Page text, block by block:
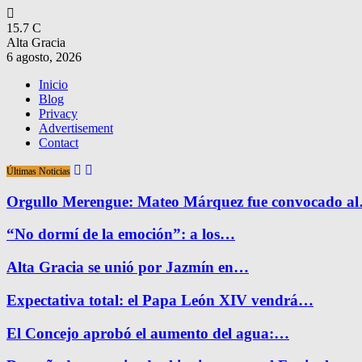
15.7 C
Alta Gracia
6 agosto, 2026
Inicio
Blog
Privacy
Advertisement
Contact
Últimas Noticias
Orgullo Merengue: Mateo Márquez fue convocado
“No dormí de la emoción”: a los…
Alta Gracia se unió por Jazmín en…
Expectativa total: el Papa León XIV vendrá…
El Concejo aprobó el aumento del agua:…